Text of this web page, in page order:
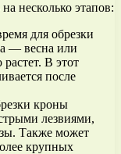
несколько этапов:
для обрезки
— весна или
растет. В этот
после
кроны
лезвиями,
Также может
крупных